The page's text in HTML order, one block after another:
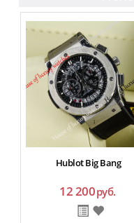
Hublot Big Bang
12 200руб.